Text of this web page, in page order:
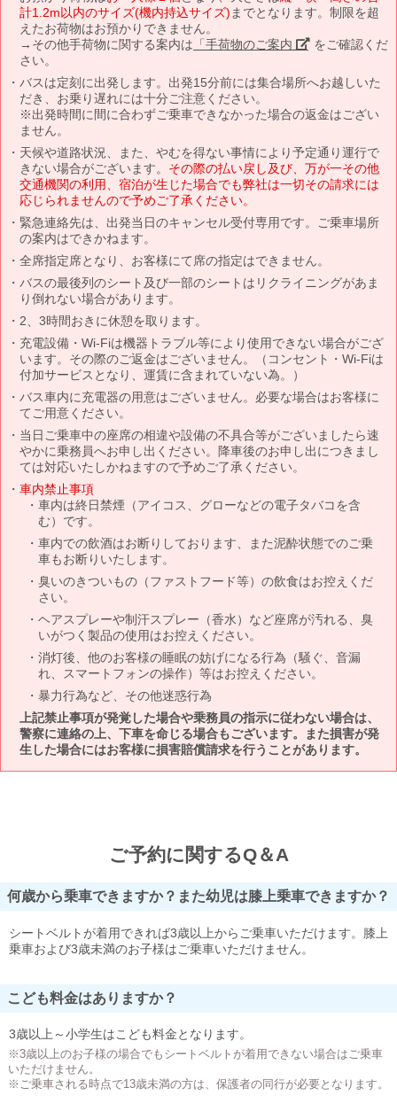
計1.2m以内のサイズ(機内持込サイズ) までとなります。制限を超
えたお荷物はお預かりできません。
→その他手荷物に関する案内は 「手荷物のご案内」 をご確認くだ
さい。
バスは定刻に出発します。出発15分前には集合場所へお越しいた
だき、お乗り遅れには十分ご注意ください。
※出発時間に間に合わずご乗車できなかった場合の返金はござい
ません。
天候や道路状況、また、やむを得ない事情により予定通り運行で
きない場合がございます。 その際の払い戻し及び、万が一その他
交通機関の利用、宿泊が生じた場合でも弊社は一切その請求には
応じられませんので予めご了承ください。
緊急連絡先は、出発当日のキャンセル受付専用です。ご乗車場所
の案内はできかねます。
全席指定席となり、お客様にて席の指定はできません。
バスの最後列のシート及び一部のシートはリクライニングがあま
り倒れない場合があります。
2、3時間おきに休憩を取ります。
充電設備・Wi-Fiは機器トラブル等により使用できない場合がござ
います。その際のご返金はございません。（コンセント・Wi-Fiは
付加サービスとなり、運賃に含まれていない為。）
バス車内に充電器の用意はございません。必要な場合はお客様に
てご用意ください。
当日ご乗車中の座席の相違や設備の不具合等がございましたら速
やかに乗務員へお申し出ください。降車後のお申し出につきまし
ては対応いたしかねますので予めご了承ください。
車内禁止事項
車内は終日禁煙（アイコス、グローなどの電子タバコを含
む）です。
車内での飲酒はお断りしております、また泥酔状態でのご乗
車もお断りいたします。
臭いのきついもの（ファストフード等）の飲食はお控えくだ
さい。
ヘアスプレーや制汗スプレー（香水）など座席が汚れる、臭
いがつく製品の使用はお控えください。
消灯後、他のお客様の睡眠の妨げになる行為（騒ぐ、音漏
れ、スマートフォンの操作）等はお控えください。
暴力行為など、その他迷惑行為
上記禁止事項が発覚した場合や乗務員の指示に従わない場合は、
警察に連絡の上、下車を命じる場合もございます。また損害が発
生した場合にはお客様に損害賠償請求を行うことがあります。
ご予約に関するQ＆A
何歳から乗車できますか？また幼児は膝上乗車できますか？
シートベルトが着用できれば3歳以上からご乗車いただけます。膝上
乗車および3歳未満のお子様はご乗車いただけません。
こども料金はありますか？
3歳以上～小学生はこども料金となります。
※3歳以上のお子様の場合でもシートベルトが着用できない場合はご乗車
いただけません。
※ご乗車される時点で13歳未満の方は、保護者の同行が必要となります。